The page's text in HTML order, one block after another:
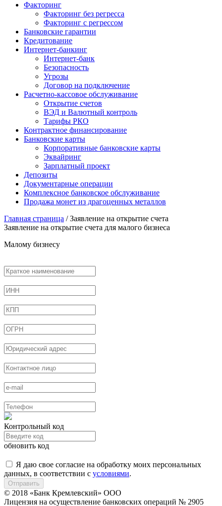
Факторинг
Факторинг без регресса
Факторинг с регрессом
Банковские гарантии
Кредитование
Интернет-банкинг
Интернет-банк
Безопасность
Угрозы
Договор на подключение
Расчетно-кассовое обслуживание
Открытие счетов
ВЭД и Валютный контроль
Тарифы РКО
Контрактное финансирование
Банковские карты
Корпоративные банковские карты
Эквайринг
Зарплатный проект
Депозиты
Документарные операции
Комплексное банковское обслуживание
Продажа монет из драгоценных металлов
Главная страница /Заявление на открытие счета
Заявление на открытие счета для малого бизнеса
Малому бизнесу
Контрольный код
обновить код
Я даю свое согласие на обработку моих персональных
данных, в соответствии с условиями.
Отправить
© 2018 «Банк Кремлевский» ООО
Лицензия на осуществление банковских операций № 2905